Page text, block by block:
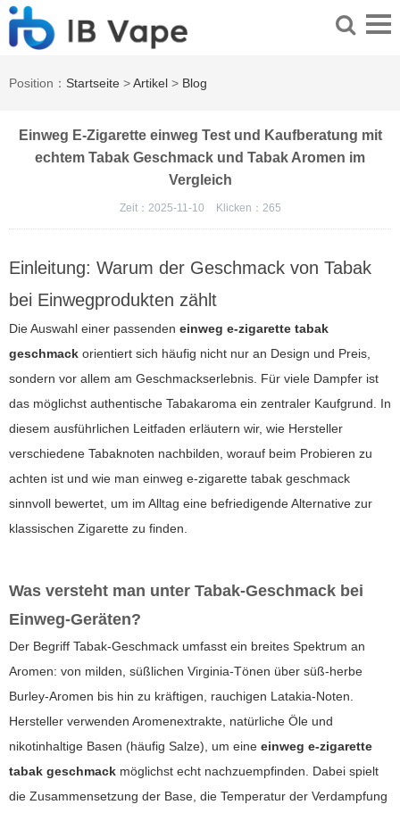
Position： Startseite >Artikel > Blog
Einweg E-Zigarette einweg Test und Kaufberatung mit
echtem Tabak Geschmack und Tabak Aromen im
Vergleich
Zeit：2025-11-10 Klicken： 265
Einleitung: Warum der Geschmack von Tabak
bei Einwegprodukten zählt
Die Auswahl einer passenden einweg e-zigarette tabak
geschmack orientiert sich häufig nicht nur an Design und Preis,
sondern vor allem am Geschmackserlebnis. Für viele Dampfer ist
das möglichst authentische Tabakaroma ein zentraler Kaufgrund. In
diesem ausführlichen Leitfaden erläutern wir, wie Hersteller
verschiedene Tabaknoten nachbilden, worauf beim Probieren zu
achten ist und wie man einweg e-zigarette tabak geschmack
sinnvoll bewertet, um im Alltag eine befriedigende Alternative zur
klassischen Zigarette zu finden.
Was versteht man unter Tabak-Geschmack bei
Einweg-Geräten?
Der Begriff Tabak-Geschmack umfasst ein breites Spektrum an
Aromen: von milden, süßlichen Virginia-Tönen über süß-herbe
Burley-Aromen bis hin zu kräftigen, rauchigen Latakia-Noten.
Hersteller verwenden Aromenextrakte, natürliche Öle und
nikotinhaltige Basen (häufig Salze), um eine einweg e-zigarette
tabak geschmack möglichst echt nachzuempfinden. Dabei spielt
die Zusammensetzung der Base, die Temperatur der Verdampfung